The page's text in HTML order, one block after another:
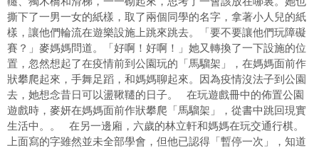
撕下了一男一女的紙樣，取了兩個同學的名字，拿著小人兒的紙
樣，讓他們輪流在遊樂設施上跳來跳去。「要不要讓他們玩障礙
賽？」麥媽媽問道。「好啊！好啊！」她又轉換了一下設施的位
置，忽然想起了在疫情前到公園玩的「馬騮架」，在媽媽面前作
狀攀爬起來，手舞足蹈，和媽媽聊起來。因為疫情沒法子到公園
去，她想念昔日可以盪鞦韆的日子。 在玩遊戲冊中的佈置公園
遊戲時，麥妍在媽媽面前作狀攀爬「馬騮架」，從書中跳回現實
生活中。。 在另一邊廂，六歲的林立軒和媽媽在玩交通行棋。
上面寫的字雖然並未全部學會，但他已認得「暫停一次」，知道